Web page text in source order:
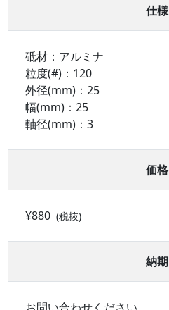
仕様
砥材：アルミナ
粒度(#)：120
外径(mm)：25
幅(mm)：25
軸径(mm)：3
価格
¥880 (税抜)
納期